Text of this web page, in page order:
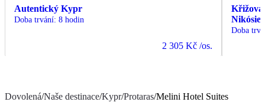
Autentický Kypr
Doba trvání: 8 hodin
2 305 Kč /os.
Nikósie
Doba
Dovolená/Naše destinace/Kypr/Protaras/Melini Hotel Suites